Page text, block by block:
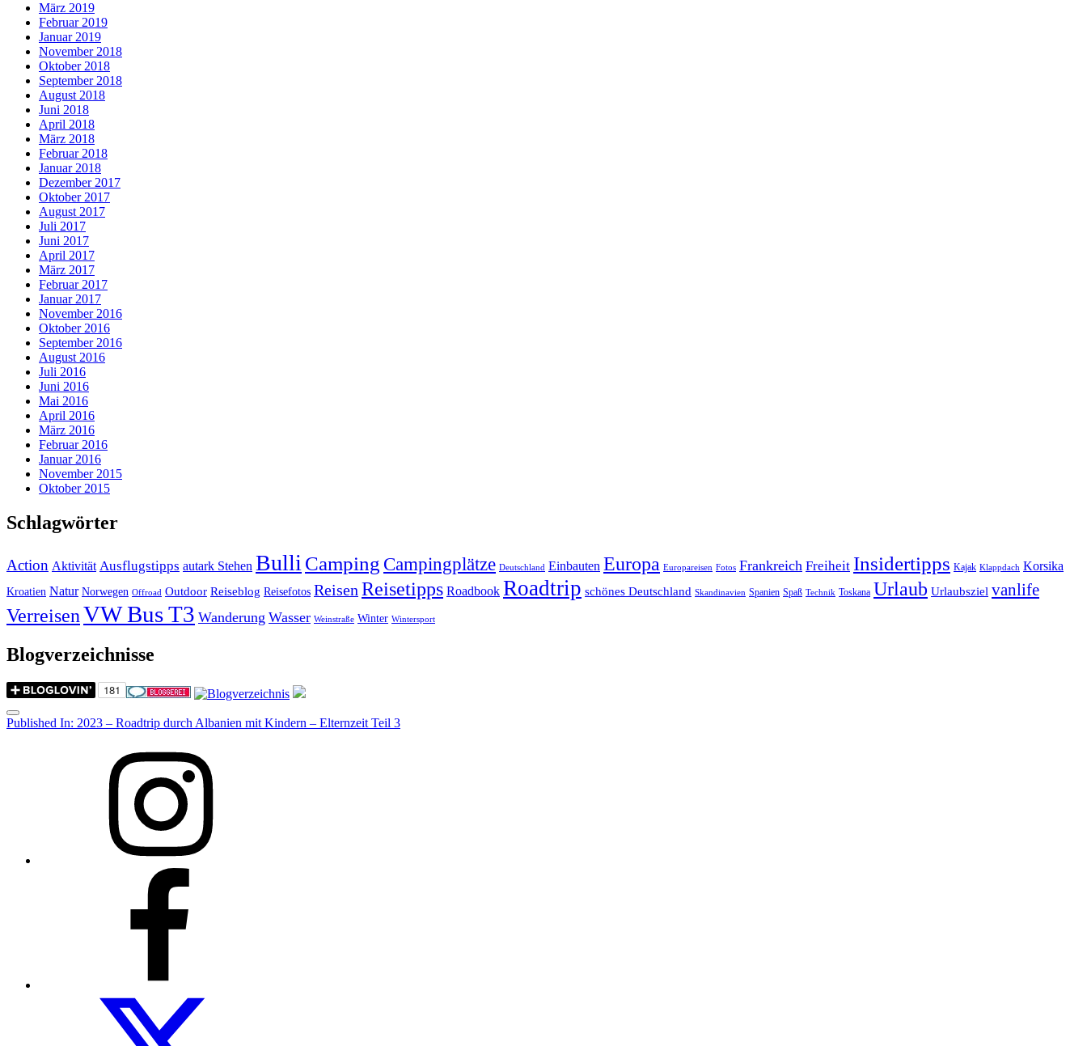
März 2019
Februar 2019
Januar 2019
November 2018
Oktober 2018
September 2018
August 2018
Juni 2018
April 2018
März 2018
Februar 2018
Januar 2018
Dezember 2017
Oktober 2017
August 2017
Juli 2017
Juni 2017
April 2017
März 2017
Februar 2017
Januar 2017
November 2016
Oktober 2016
September 2016
August 2016
Juli 2016
Juni 2016
Mai 2016
April 2016
März 2016
Februar 2016
Januar 2016
November 2015
Oktober 2015
Schlagwörter
Action Aktivität Ausflugstipps autark Stehen BulliCamping Campingplätze Deutschland Einbauten Europa Europareisen Fotos Frankreich Freiheit Insidertipps Kajak Klappdach Korsika
Kroatien Natur Norwegen Offroad Outdoor Reiseblog Reisefotos ReisenReisetipps Roadbook Roadtrip schönes Deutschland Skandinavien Spanien Spaß Technik Toskana Urlaub Urlaubsziel vanlife
VerreisenVW Bus T3 Wanderung Wasser Weinstraße Winter Wintersport
Blogverzeichnisse
Menu
Post
Published In: 2023 – Roadtrip durch Albanien mit Kindern – Elternzeit Teil 3